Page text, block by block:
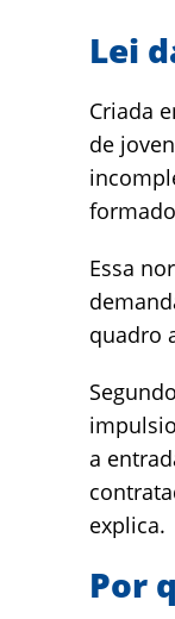
Lei
Criada
de
Essa
quadro
a
explica.
Por